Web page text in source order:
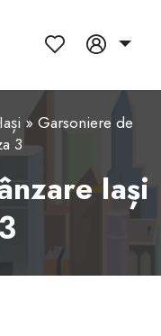
» Garsoniere de
3
Iași